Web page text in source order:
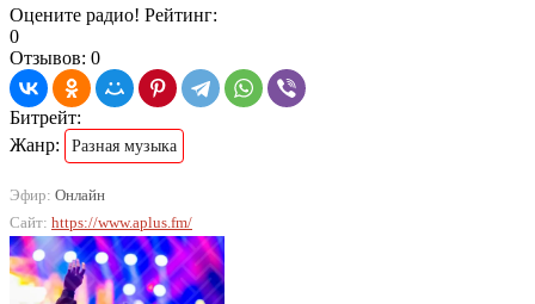
Оцените радио! Рейтинг:
0
Отзывов: 0
Битрейт:
Жанр:
Разная музыка
Эфир: Онлайн
Сайт: https://www.aplus.fm/